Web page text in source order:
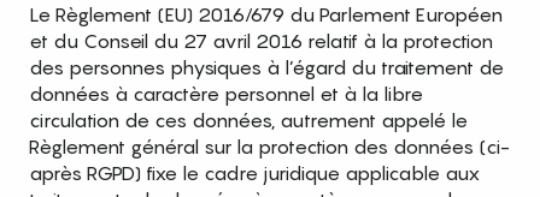
Le Règlement (EU) 2016/679 du Parlement Européen
et du Conseil du 27 avril 2016 relatif à la protection
des personnes physiques à l’égard du traitement de
données à caractère personnel et à la libre
circulation de ces données, autrement appelé le
Règlement général sur la protection des données (ci-
après RGPD) fixe le cadre juridique applicable aux